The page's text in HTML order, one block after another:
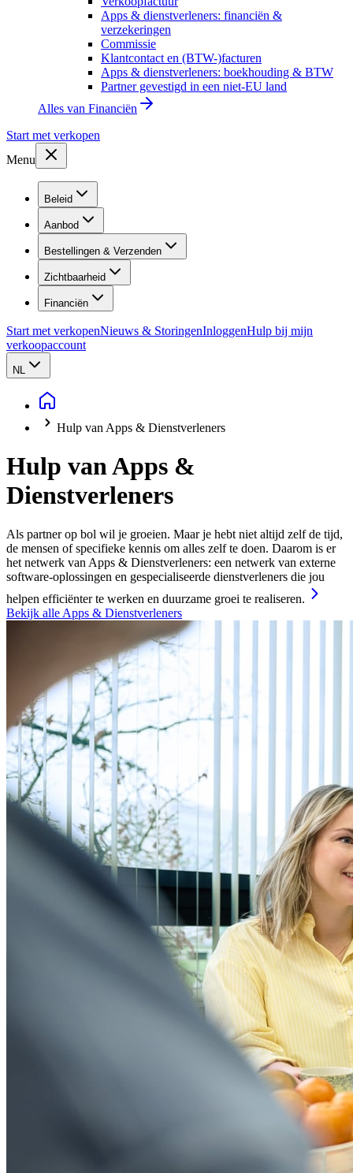
Apps & dienstverleners: financiën &
verzekeringen
Commissie
Klantcontact en (BTW-)facturen
Apps & dienstverleners: boekhouding & BTW
Partner gevestigd in een niet-EU land
Alles van Financiën
Start met verkopen
Menu
Beleid
Aanbod
Bestellingen & Verzenden
Zichtbaarheid
Financiën
Start met verkopenNieuws & StoringenInloggenHulp bij mijn
verkoopaccount
NL
Hulp van Apps & Dienstverleners
Hulp van Apps &
Dienstverleners
Als partner op bol wil je groeien. Maar je hebt niet altijd zelf de tijd,
de mensen of specifieke kennis om alles zelf te doen. Daarom is er
het netwerk van Apps & Dienstverleners: een netwerk van externe
software‑oplossingen en gespecialiseerde dienstverleners die jou
helpen efficiënter te werken en duurzame groei te realiseren.
Bekijk alle Apps & Dienstverleners